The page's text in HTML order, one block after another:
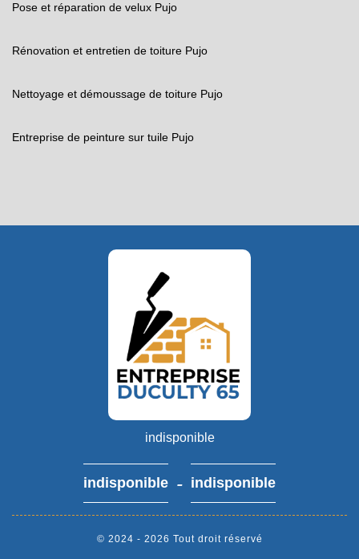
Pose et réparation de velux Pujo
Rénovation et entretien de toiture Pujo
Nettoyage et démoussage de toiture Pujo
Entreprise de peinture sur tuile Pujo
indisponible
indisponible - indisponible
© 2024 - 2026 Tout droit réservé